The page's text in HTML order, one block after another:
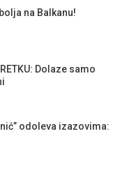
na Balkanu!
Dolaze samo
odoleva izazovima: